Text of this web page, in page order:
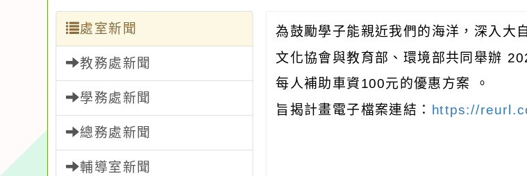
處室新聞
教務處新聞
學務處新聞
總務處新聞
輔導室新聞
為鼓勵學子能親近我們的海洋，深入大
文化協會與教育部、環境部共同舉辦
每人補助車資100元的優惠方案 。
旨揭計畫電子檔案連結：
https://